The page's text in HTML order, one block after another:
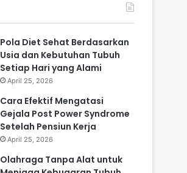
Pola Diet Sehat Berdasarkan
Usia dan Kebutuhan Tubuh
Setiap Hari yang Alami
April 25, 2026
Cara Efektif Mengatasi
Gejala Post Power Syndrome
Setelah Pensiun Kerja
April 25, 2026
Olahraga Tanpa Alat untuk